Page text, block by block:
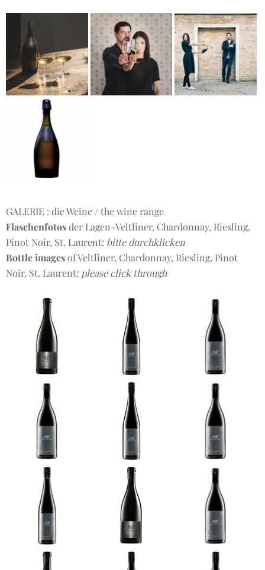
GALERIE : die Weine / the wine range
Flaschenfotosder Lagen-Veltliner, Chardonnay, Riesling,
Pinot Noir, St. Laurent: bitte durchklicken
Bottle imagesof Veltliner, Chardonnay, Riesling, Pinot
Noir, St. Laurent: please click through